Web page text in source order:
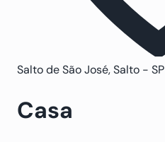
Salto de São José, Salto - SP
Casa